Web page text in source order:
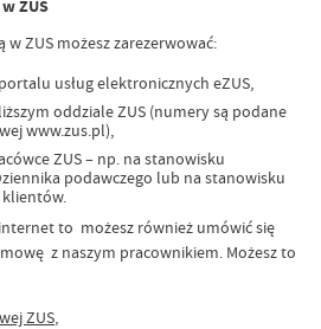
ZUS
ZUS możesz zarezerwować:
usług elektronicznych eZUS,
oddziale ZUS (numery są podane
www.zus.pl),
ZUS – np. na stanowisku
podawczego lub na stanowisku
to możesz również umówić się
z naszym pracownikiem. Możesz to
ZUS,